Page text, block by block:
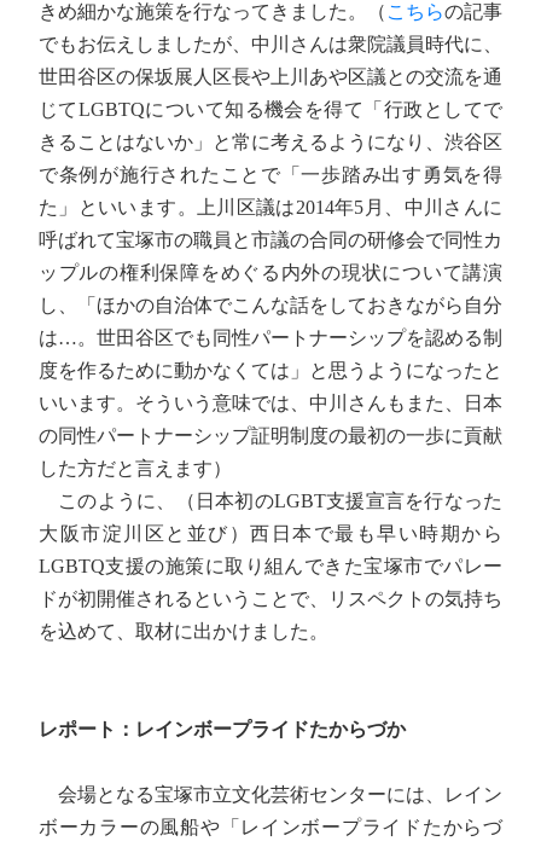
きめ細かな施策を行なってきました。（ こちらの記事
でもお伝えしましたが、中川さんは衆院議員時代に、
世田谷区の保坂展人区長や上川あや区議との交流を通
じてLGBTQについて知る機会を得て「行政としてで
きることはないか」と常に考えるようになり、渋谷区
で条例が施行されたことで「一歩踏み出す勇気を得
た」といいます。上川区議は2014年5月、中川さんに
呼ばれて宝塚市の職員と市議の合同の研修会で同性カ
ップルの権利保障をめぐる内外の現状について講演
し、「ほかの自治体でこんな話をしておきながら自分
は…。世田谷区でも同性パートナーシップを認める制
度を作るために動かなくては」と思うようになったと
いいます。そういう意味では、中川さんもまた、日本
の同性パートナーシップ証明制度の最初の一歩に貢献
した方だと言えます）
このように、（日本初のLGBT支援宣言を行なった
大阪市淀川区と並び）西日本で最も早い時期から
LGBTQ支援の施策に取り組んできた宝塚市でパレー
ドが初開催されるということで、リスペクトの気持ち
を込めて、取材に出かけました。
レポート：レインボープライドたからづか
会場となる宝塚市立文化芸術センターには、レイン
ボーカラーの風船や「レインボープライドたからづ